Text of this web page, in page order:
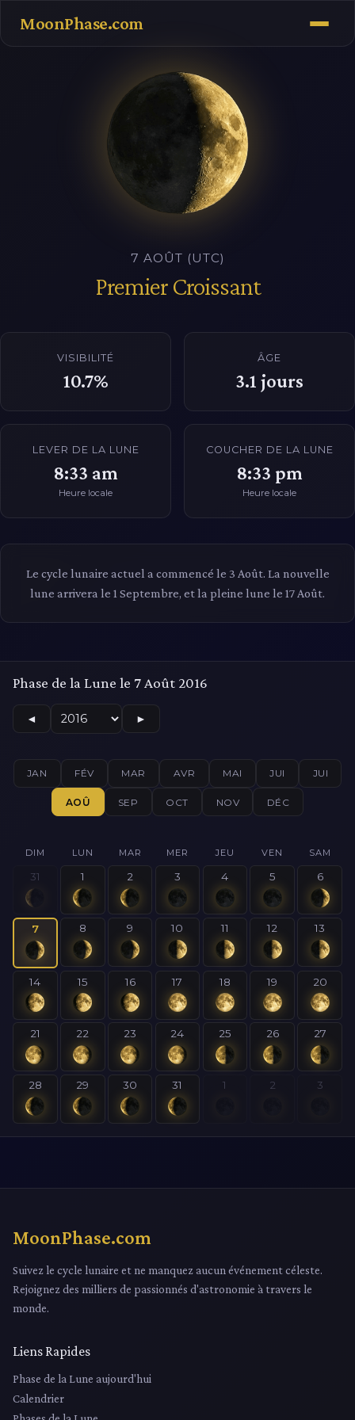
MoonPhase.com
7 AOÛT (UTC)
Premier Croissant
VISIBILITÉ
10.7%
ÂGE
3.1 jours
LEVER DE LA LUNE
8:33 am
Heure locale
COUCHER DE LA LUNE
8:33 pm
Heure locale
Le cycle lunaire actuel a commencé le 3 Août. La nouvelle
lune arrivera le 1 Septembre, et la pleine lune le 17 Août.
Phase de la Lune le 7 Août 2016
◄ ►
JAN FÉV MAR AVR MAI JUI JUI
AOÛ SEP OCT NOV DÉC
DIM LUN MAR MER JEU VEN SAM
31 1 2 3 4 5 6
7 8 9 10 11 12 13
14 15 16 17 18 19 20
21 22 23 24 25 26 27
28 29 30 31 1 2 3
MoonPhase.com
Suivez le cycle lunaire et ne manquez aucun événement céleste.
Rejoignez des milliers de passionnés d'astronomie à travers le
monde.
Liens Rapides
Phase de la Lune aujourd'hui
Calendrier